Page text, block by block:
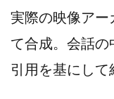
実際の映像アー
て合成。会話
引用を基にし